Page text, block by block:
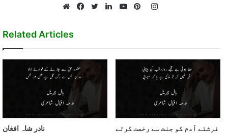
Instagram
Related Articles
نادر شاہ افغان
فرشتے آدم کو جنت سے رخصت کرتے